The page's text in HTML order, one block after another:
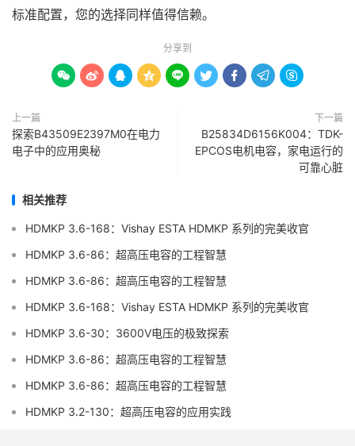
标准配置，您的选择同样值得信赖。
分享到
        
上一篇
探索B43509E2397M0在电力
电子中的应用奥秘
下一篇
B25834D6156K004：TDK-
EPCOS电机电容，家电运行的
可靠心脏
相关推荐
HDMKP 3.6-168：Vishay ESTA HDMKP 系列的完美收官
HDMKP 3.6-86：超高压电容的工程智慧
HDMKP 3.6-86：超高压电容的工程智慧
HDMKP 3.6-168：Vishay ESTA HDMKP 系列的完美收官
HDMKP 3.6-30：3600V电压的极致探索
HDMKP 3.6-86：超高压电容的工程智慧
HDMKP 3.6-86：超高压电容的工程智慧
HDMKP 3.2-130：超高压电容的应用实践